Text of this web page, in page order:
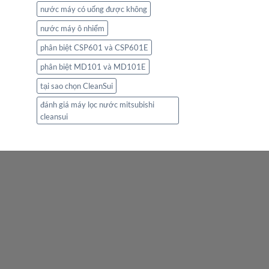
nước máy có uống được không
nước máy ô nhiểm
phân biệt CSP601 và CSP601E
phân biệt MD101 và MD101E
tại sao chọn CleanSui
đánh giá máy lọc nước mitsubishi
cleansui